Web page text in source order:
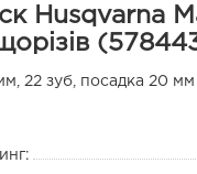
Husqvarna
22 зуб, посадка 20 мм